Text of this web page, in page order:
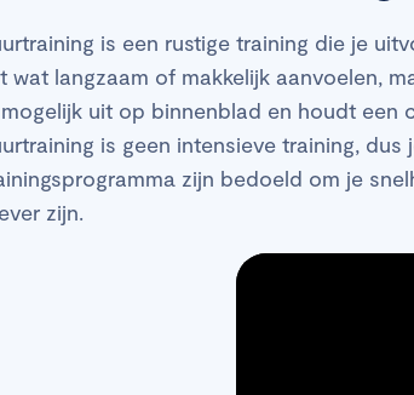
is een rustige training die je
wat langzaam of makkelijk aanvoelen,
uit op binnenblad en houdt een
is geen intensieve training,
zijn bedoeld om je
zijn.